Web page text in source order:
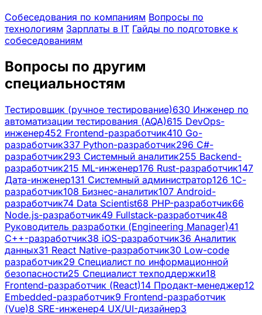
Собеседования по компаниям Вопросы по
технологиям Зарплаты в IT Гайды по подготовке к
собеседованиям
Вопросы по другим
специальностям
Тестировщик (ручное тестирование)630 Инженер по
автоматизации тестирования (AQA)615 DevOps-
инженер452 Frontend-разработчик410 Go-
разработчик337 Python-разработчик296 C#-
разработчик293 Системный аналитик255 Backend-
разработчик215 ML-инженер176 Rust-разработчик147
Дата-инженер131 Системный администратор126 1С-
разработчик108 Бизнес-аналитик107 Android-
разработчик74 Data Scientist68 PHP-разработчик66
Node.js-разработчик49 Fullstack-разработчик48
Руководитель разработки (Engineering Manager)41
C++-разработчик38 iOS-разработчик36 Аналитик
данных31 React Native-разработчик30 Low-code
разработчик29 Специалист по информационной
безопасности25 Специалист техподдержки18
Frontend-разработчик (React)14 Продакт-менеджер12
Embedded-разработчик9 Frontend-разработчик
(Vue)8 SRE-инженер4 UX/UI-дизайнер3